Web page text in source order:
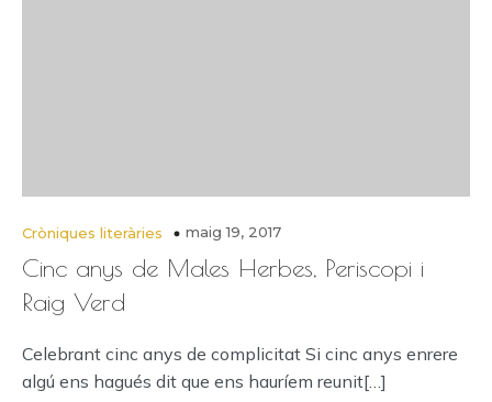
Cròniques literàries maig 19, 2017
Cinc anys de Males Herbes, Periscopi i
Raig Verd
Celebrant cinc anys de complicitat Si cinc anys enrere
algú ens hagués dit que ens hauríem reunit[…]